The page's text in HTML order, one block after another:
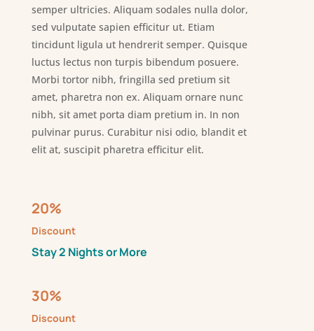
semper ultricies. Aliquam sodales nulla dolor,
sed vulputate sapien efficitur ut. Etiam
tincidunt ligula ut hendrerit semper. Quisque
luctus lectus non turpis bibendum posuere.
Morbi tortor nibh, fringilla sed pretium sit
amet, pharetra non ex. Aliquam ornare nunc
nibh, sit amet porta diam pretium in. In non
pulvinar purus. Curabitur nisi odio, blandit et
elit at, suscipit pharetra efficitur elit.
20%
Discount
Stay 2 Nights or More
30%
Discount